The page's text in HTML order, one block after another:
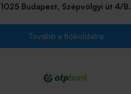
1025 Budapest, Szépvölgyi út 4/B.
Tovább a fiókoldalra